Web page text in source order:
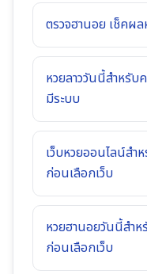
ตรวจฮานอย เช็คผ
หวยลาววันนี้สำหรั
มีระบบ
เว็บหวยออนไลน์ส
ก่อนเลือกเว็บ
หวยฮานอยวันนี้สำห
ก่อนเลือกเว็บ